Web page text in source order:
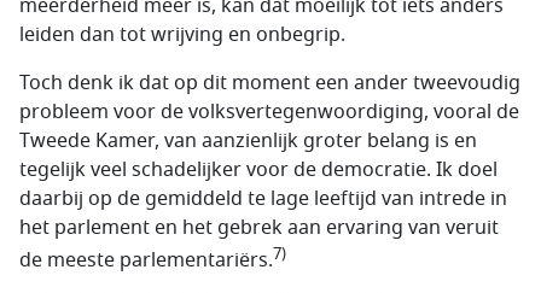
meerderheid meer is, kan dat moeilijk tot iets anders
leiden dan tot wrijving en onbegrip.
Toch denk ik dat op dit moment een ander tweevoudig
probleem voor de volksvertegenwoordiging, vooral de
Tweede Kamer, van aanzienlijk groter belang is en
tegelijk veel schadelijker voor de democratie. Ik doel
daarbij op de gemiddeld te lage leeftijd van intrede in
het parlement en het gebrek aan ervaring van veruit
de meeste parlementariërs.7)